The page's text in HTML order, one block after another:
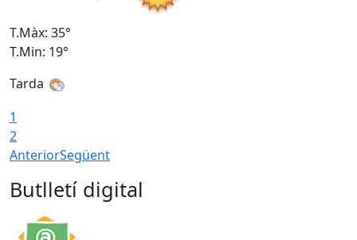
T.Màx: 35°
T.Min: 19°
Tarda
1
2
AnteriorSegüent
Butlletí digital